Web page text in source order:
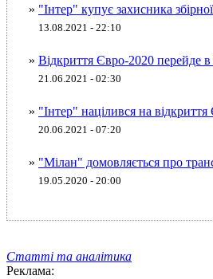
» "Інтер" купує захисника
13.08.2021 - 22:10
» Відкриття Євро-2020 перейде
21.06.2021 - 02:30
» "Інтер" націлився на
20.06.2021 - 07:20
» "Мілан" домовляється про
19.05.2020 - 20:00
Статті та аналітика
Реклама: